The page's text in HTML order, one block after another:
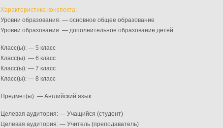
Характеристика конспекта:
Уровни образования: — основное общее образование
Уровни образования: — дополнительное образование детей
Класс(ы): — 5 класс
Класс(ы): — 6 класс
Класс(ы): — 7 класс
Класс(ы): — 8 класс
Предмет(ы): — Английский язык
Целевая аудитория: — Учащийся (студент)
Целевая аудитория: — Учитель (преподаватель)